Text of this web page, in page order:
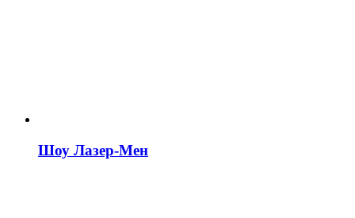
Шоу Лазер-Мен